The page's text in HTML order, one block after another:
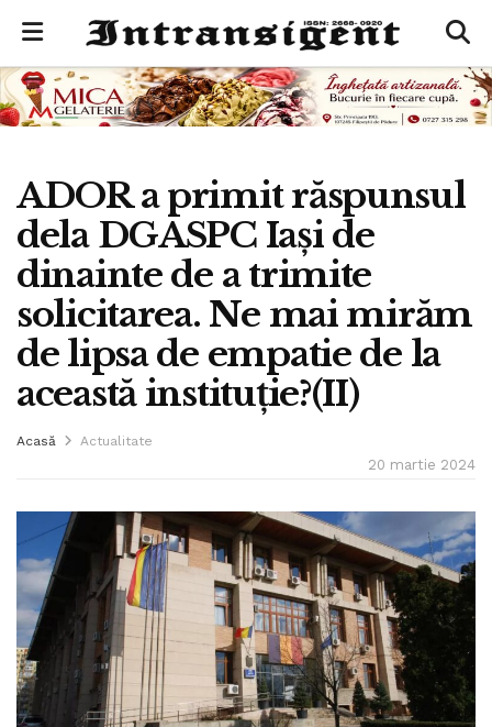
ADOR a primit răspunsul
dela DGASPC Iași de
dinainte de a trimite
solicitarea. Ne mai mirăm
de lipsa de empatie de la
această instituție?(II)
Acasă Actualitate
20 martie 2024